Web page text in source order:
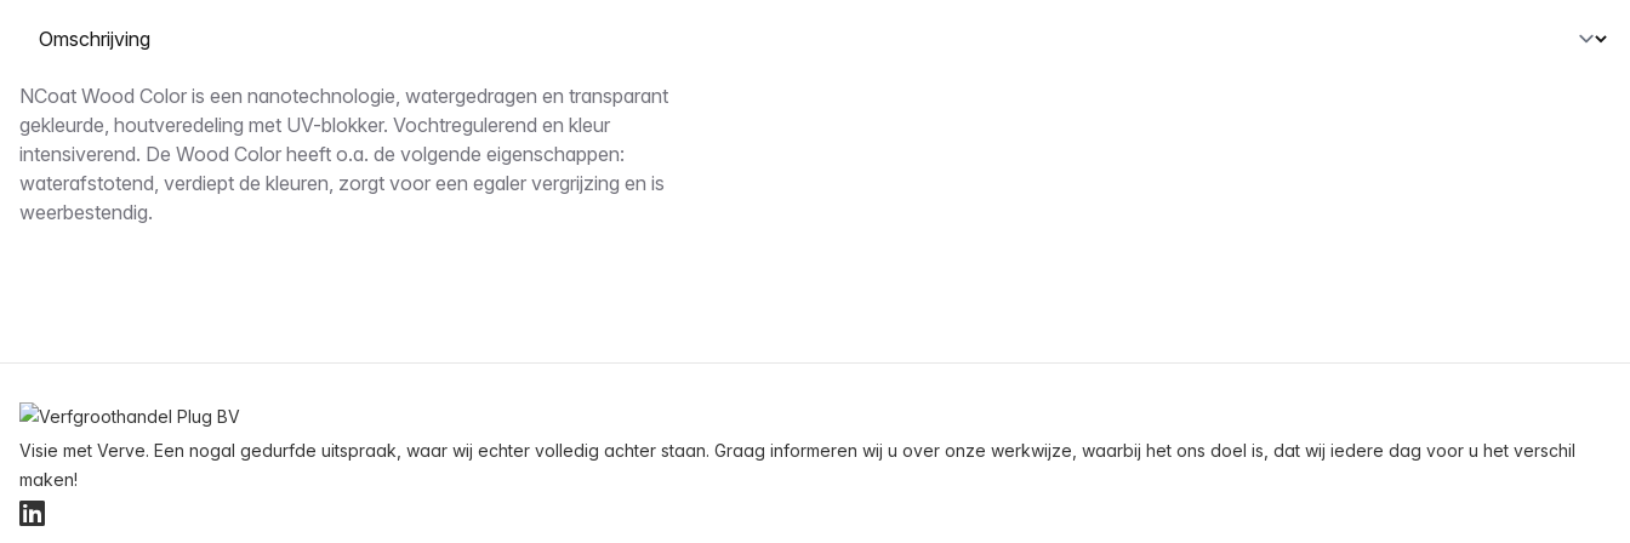
Selecteer een tabblad
Omschrijving
NCoat Wood Color is een nanotechnologie, watergedragen en transparant
gekleurde, houtveredeling met UV-blokker. Vochtregulerend en kleur
intensiverend. De Wood Color heeft o.a. de volgende eigenschappen:
waterafstotend, verdiept de kleuren, zorgt voor een egaler vergrijzing en is
weerbestendig.
Visie met Verve. Een nogal gedurfde uitspraak, waar wij echter volledig achter staan. Graag informeren wij u over onze werkwijze, waarbij het ons doel is, dat wij iedere dag voor u het verschil
maken!
LinkedIn